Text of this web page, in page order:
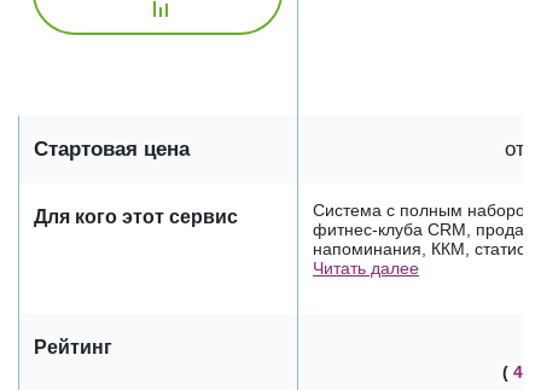
Стартовая цена от
Для кого этот сервис
Система с полным набором
фитнес-клуба CRM,
напоминания, ККМ,
Читать далее
Рейтинг
( 41